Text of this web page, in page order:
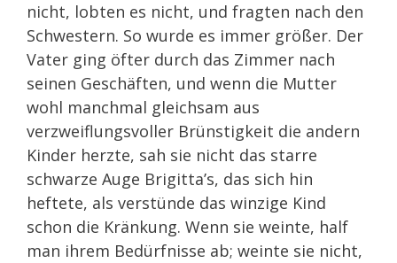
nicht, lobten es nicht, und fragten nach den
Schwestern. So wurde es immer größer. Der
Vater ging öfter durch das Zimmer nach
seinen Geschäften, und wenn die Mutter
wohl manchmal gleichsam aus
verzweiflungsvoller Brünstigkeit die andern
Kinder herzte, sah sie nicht das starre
schwarze Auge Brigitta’s, das sich hin
heftete, als verstünde das winzige Kind
schon die Kränkung. Wenn sie weinte, half
man ihrem Bedürfnisse ab; weinte sie nicht,